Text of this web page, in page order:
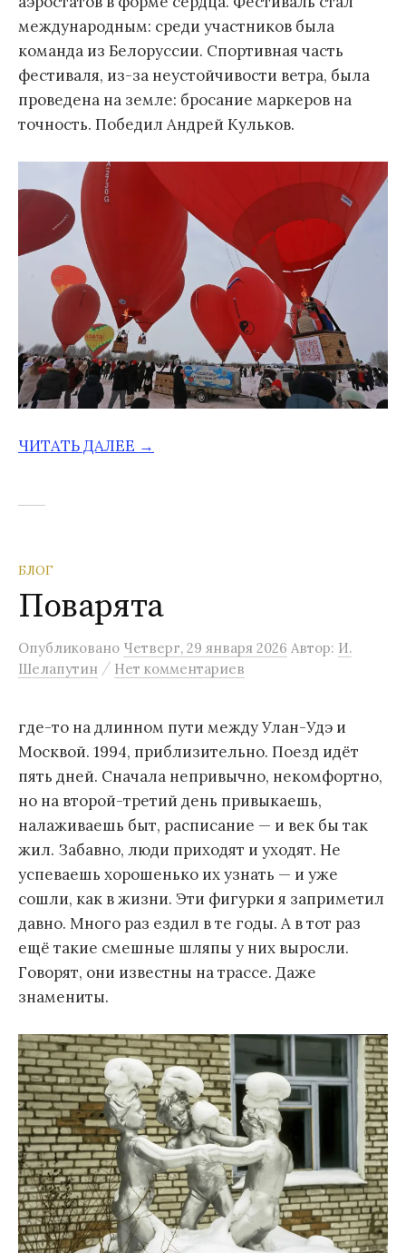
международным: среди участников была
команда из Белоруссии. Спортивная часть
фестиваля, из-за неустойчивости ветра, была
проведена на земле: бросание маркеров на
точность. Победил Андрей Кульков.
ЧИТАТЬ ДАЛЕЕ →
БЛОГ
Поварята
Опубликовано Четверг, 29 января 2026 Автор: И.
Шелапутин / Нет комментариев
где-то на длинном пути между Улан-Удэ и
Москвой. 1994, приблизительно. Поезд идёт
пять дней. Сначала непривычно, некомфортно,
но на второй-третий день привыкаешь,
налаживаешь быт, расписание — и век бы так
жил. Забавно, люди приходят и уходят. Не
успеваешь хорошенько их узнать — и уже
сошли, как в жизни. Эти фигурки я заприметил
давно. Много раз ездил в те годы. А в тот раз
ещё такие смешные шляпы у них выросли.
Говорят, они известны на трассе. Даже
знамениты.